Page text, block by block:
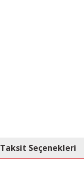
Taksit Seçenekleri